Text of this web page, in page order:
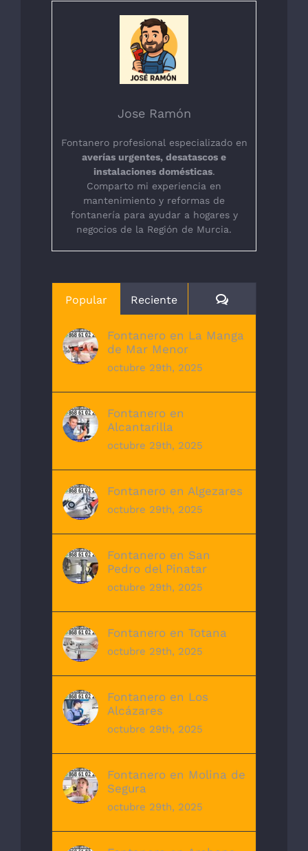
Jose Ramón
Fontanero profesional especializado en
averías urgentes, desatascos e
instalaciones domésticas.
Comparto mi experiencia en
mantenimiento y reformas de
fontanería para ayudar a hogares y
negocios de la Región de Murcia.
Popular Reciente Comentarios
Fontanero en La Manga
de Mar Menor
octubre 29th, 2025
Fontanero en
Alcantarilla
octubre 29th, 2025
Fontanero en Algezares
octubre 29th, 2025
Fontanero en San
Pedro del Pinatar
octubre 29th, 2025
Fontanero en Totana
octubre 29th, 2025
Fontanero en Los
Alcázares
octubre 29th, 2025
Fontanero en Molina de
Segura
octubre 29th, 2025